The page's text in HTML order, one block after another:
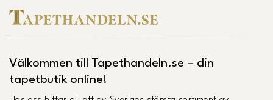
Välkommen till Tapethandeln.se – din
tapetbutik online!